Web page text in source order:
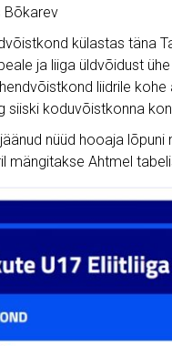
Bõkarev
külastas täna
ja liiga üldvõidust
liidrile
siiski koduvõistkonna
nüüd hooaja
mängitakse Ahtmel